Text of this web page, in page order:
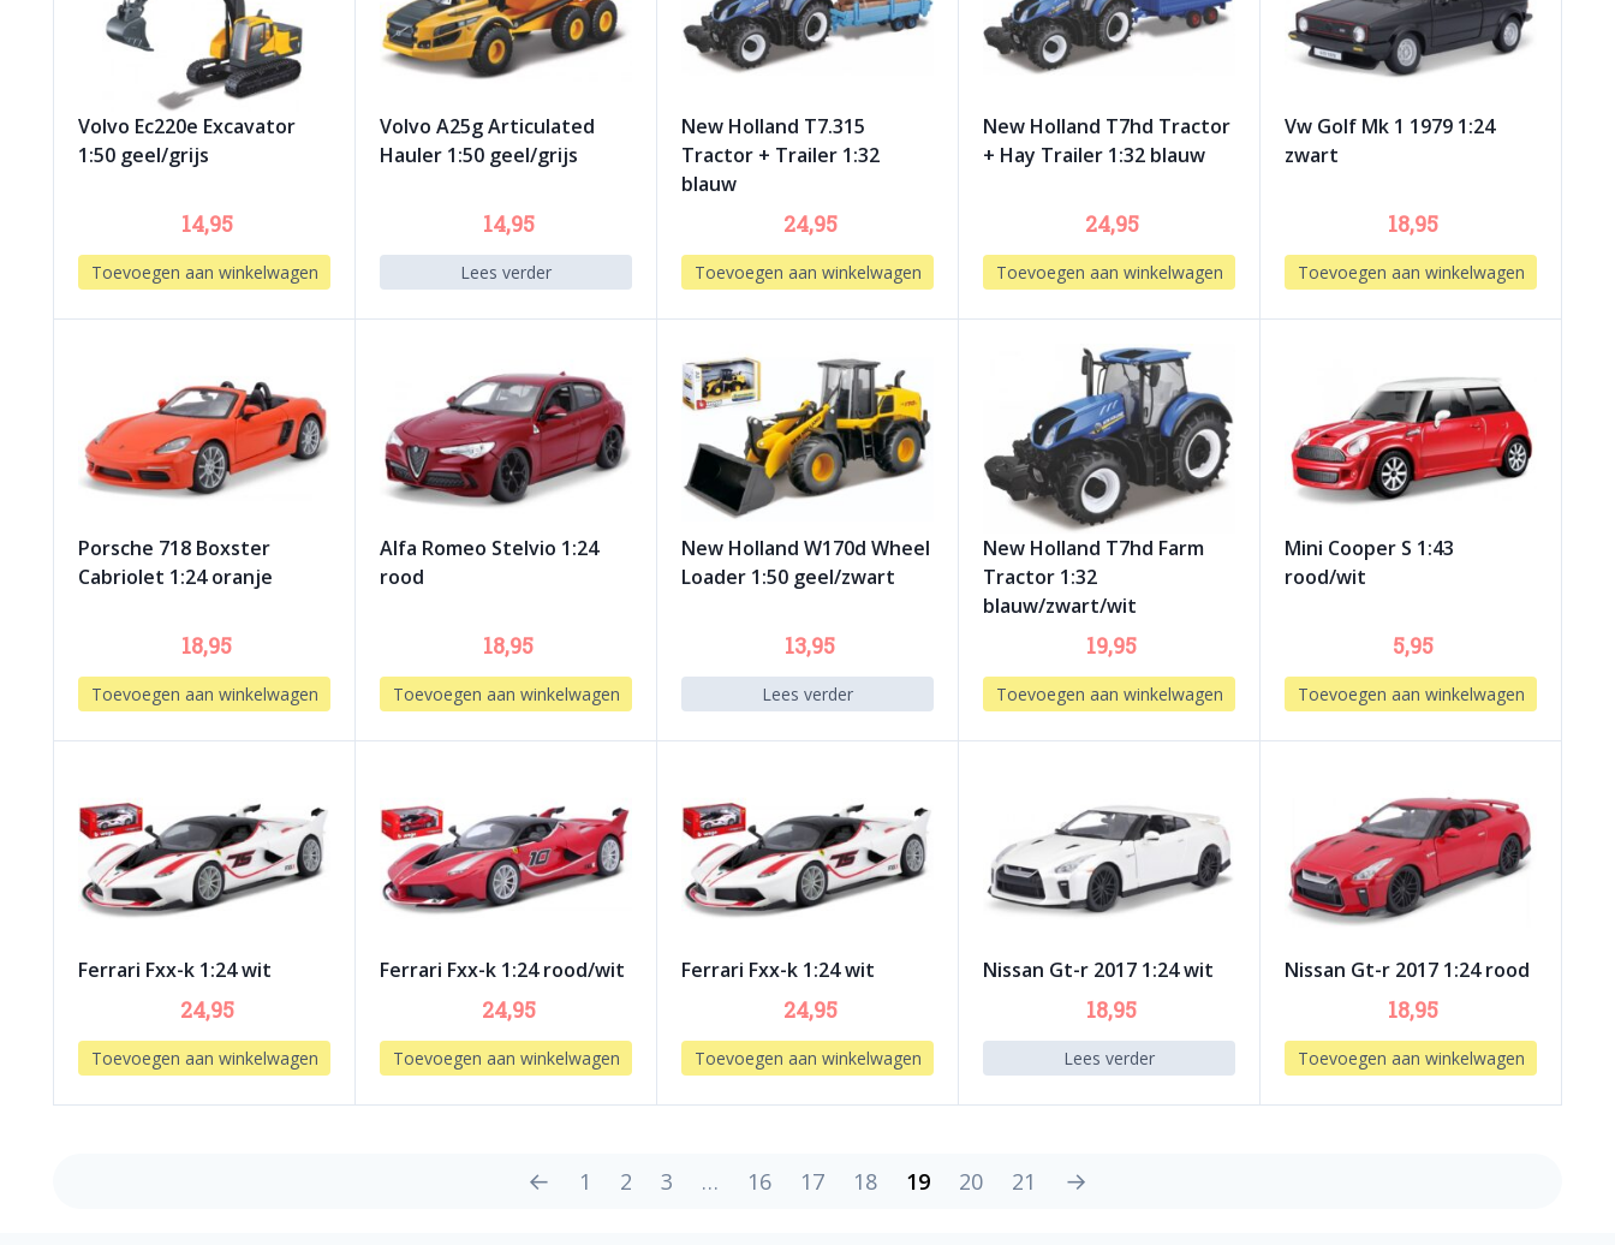
Volvo Ec220e Excavator
1:50 geel/grijs
14,95
Toevoegen aan winkelwagen
Volvo A25g Articulated
Hauler 1:50 geel/grijs
14,95
Lees verder
New Holland T7.315
Tractor + Trailer 1:32
blauw
24,95
Toevoegen aan winkelwagen
New Holland T7hd Tractor
+ Hay Trailer 1:32 blauw
24,95
Toevoegen aan winkelwagen
Vw Golf Mk 1 1979 1:24
zwart
18,95
Toevoegen aan winkelwagen
Porsche 718 Boxster
Cabriolet 1:24 oranje
18,95
Toevoegen aan winkelwagen
Alfa Romeo Stelvio 1:24
rood
18,95
Toevoegen aan winkelwagen
New Holland W170d Wheel
Loader 1:50 geel/zwart
13,95
Lees verder
New Holland T7hd Farm
Tractor 1:32
blauw/zwart/wit
19,95
Toevoegen aan winkelwagen
Mini Cooper S 1:43
rood/wit
5,95
Toevoegen aan winkelwagen
Ferrari Fxx-k 1:24 wit
24,95
Toevoegen aan winkelwagen
Ferrari Fxx-k 1:24 rood/wit
24,95
Toevoegen aan winkelwagen
Ferrari Fxx-k 1:24 wit
24,95
Toevoegen aan winkelwagen
Nissan Gt-r 2017 1:24 wit
18,95
Lees verder
Nissan Gt-r 2017 1:24 rood
18,95
Toevoegen aan winkelwagen
← 1 2 3 … 16 17 18 19 20 21 →